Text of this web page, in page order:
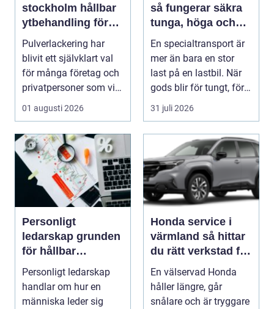
stockholm hållbar
ytbehandling för
industri och
privatpersoner
Pulverlackering har
blivit ett självklart val
för många företag och
privatpersoner som vill
kombiner...
01 augusti 2026
så fungerar säkra
tunga, höga och
breda transporter
En specialtransport är
mer än bara en stor
last på en lastbil. När
gods blir för tungt, för
högt ell...
31 juli 2026
Personligt
ledarskap grunden
för hållbar
utveckling och
verklig förändring
Personligt ledarskap
handlar om hur en
människa leder sig
Honda service i
värmland så hittar
du rätt verkstad för
din bil
En välservad Honda
håller längre, går
snålare och är tryggare